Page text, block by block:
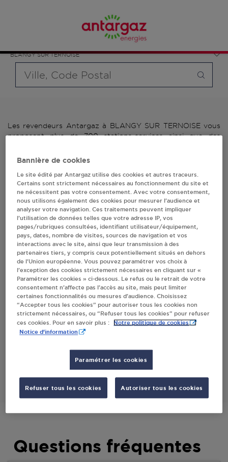
BLANGY SUR TERNOISE
bouteille souhaité et le type de point de vente (revendeur /
distributeur automatique de bouteilles de gaz ou station GPL
carburant)
Les revendeurs Antargaz à BLANGY SUR TERNOISE vous
proposent plus de 700 stations-services ainsi que des
des revendeurs Antargaz à BLANGY SUR TERNOISE,
distributeurs de bouteilles de gaz.
1 revendeur(s) Antargaz
à BLANGY SUR
TERNOISE
Villes
MARTIN PERE ET FILS BLANGY SUR
TERNOISE
14 RUE DE LA GARE
S'Y RENDRE
Questions fréquentes
Bannière de cookies
Le site édité par Antargaz utilise des cookies et autres traceurs.
Certains sont strictement nécessaires au fonctionnement du site et
ne nécessitent pas votre consentement. Avec votre consentement,
nous utilisons également des cookies pour mesurer l’audience et
analyser votre navigation. Ces traitements peuvent impliquer
l’utilisation de données telles que votre adresse IP, vos
pages/rubriques consultées, identifiant utilisateur/équipement,
pays, dates, nombre de visites, sources de navigation et vos
interactions avec le site, ainsi que leur transmission à des
partenaires tiers, y compris ceux potentiellement situés en dehors
de l’Union européenne. Vous pouvez paramétrer vos choix à
l’exception des cookies strictement nécessaires en cliquant sur «
Paramétrer les cookies » ci-dessous. Le refus ou le retrait de votre
consentement n’affecte pas l’accès au site, mais peut limiter
certaines fonctionnalités ou mesures d’audience. Choisissez
“Accepter tous les cookies” pour autoriser tous les cookies non
strictement nécessaires, ou “Refuser tous les cookies” pour refuser
ces cookies. Pour en savoir plus :
Notre politique de cookies
Notice d'information
Paramétrer les cookies
Refuser tous les cookies Autoriser tous les cookies